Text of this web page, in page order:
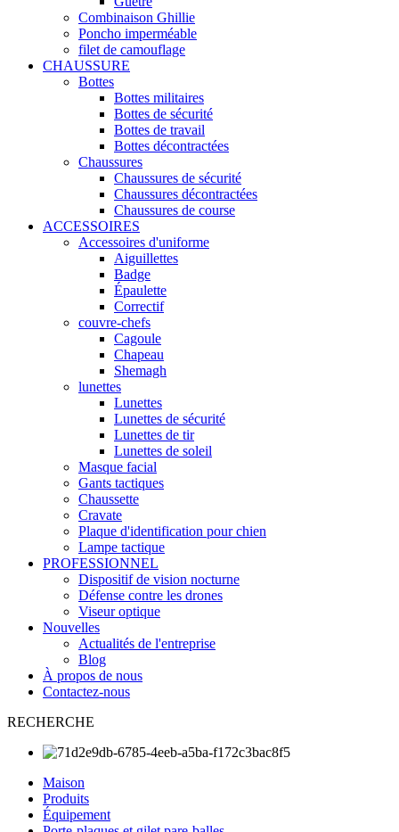
Combinaison Ghillie
Poncho imperméable
filet de camouflage
CHAUSSURE
Bottes
Bottes militaires
Bottes de sécurité
Bottes de travail
Bottes décontractées
Chaussures
Chaussures de sécurité
Chaussures décontractées
Chaussures de course
ACCESSOIRES
Accessoires d'uniforme
Aiguillettes
Badge
Épaulette
Correctif
couvre-chefs
Cagoule
Chapeau
Shemagh
lunettes
Lunettes
Lunettes de sécurité
Lunettes de tir
Lunettes de soleil
Masque facial
Gants tactiques
Chaussette
Cravate
Plaque d'identification pour chien
Lampe tactique
PROFESSIONNEL
Dispositif de vision nocturne
Défense contre les drones
Viseur optique
Nouvelles
Actualités de l'entreprise
Blog
À propos de nous
Contactez-nous
RECHERCHE
Maison
Produits
Équipement